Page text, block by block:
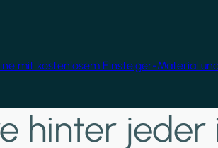
mit kostenlosem Einsteiger-Material
hinter jeder